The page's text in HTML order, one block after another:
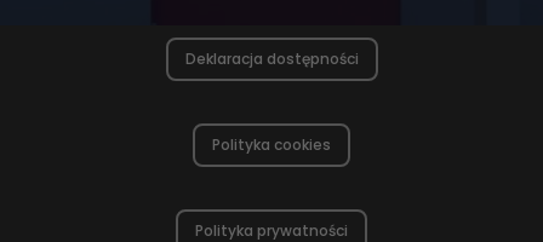
Deklaracja dostępności
Polityka cookies
Polityka prywatności